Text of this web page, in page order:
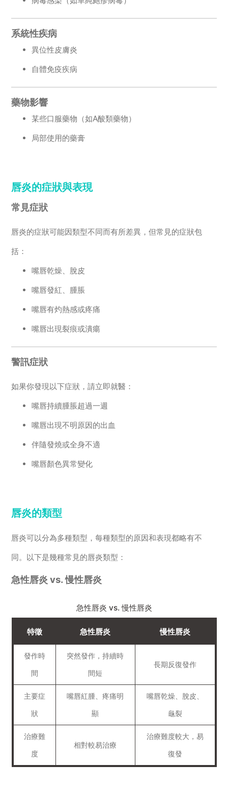
系統性疾病
異位性皮膚炎
自體免疫疾病
藥物影響
某些口服藥物（如A酸類藥物）
局部使用的藥膏
唇炎的症狀與表現
常見症狀
唇炎的症狀可能因類型不同而有所差異，但常見的症狀包
括：
嘴唇乾燥、脫皮
嘴唇發紅、腫脹
嘴唇有灼熱感或疼痛
嘴唇出現裂痕或潰瘍
警訊症狀
如果你發現以下症狀，請立即就醫：
嘴唇持續腫脹超過一週
嘴唇出現不明原因的出血
伴隨發燒或全身不適
嘴唇顏色異常變化
唇炎的類型
唇炎可以分為多種類型，每種類型的原因和表現都略有不
同。以下是幾種常見的唇炎類型：
急性唇炎 vs. 慢性唇炎
急性唇炎 vs. 慢性唇炎
特徵 急性唇炎 慢性唇炎
發作時
間
突然發作，持續時
間短
長期反復發作
主要症
狀
嘴唇紅腫、疼痛明
顯
嘴唇乾燥、脫皮、
龜裂
治療難
度
相對較易治療
治療難度較大，易
復發